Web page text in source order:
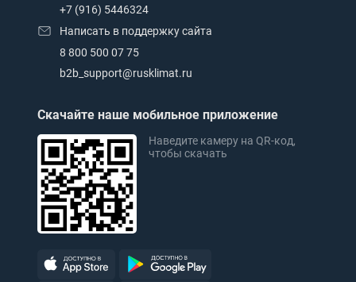
+7 (916) 5446324
Написать в поддержку сайта
8 800 500 07 75
b2b_support@rusklimat.ru
Скачайте наше мобильное приложение
Наведите камеру на QR-код,
чтобы скачать